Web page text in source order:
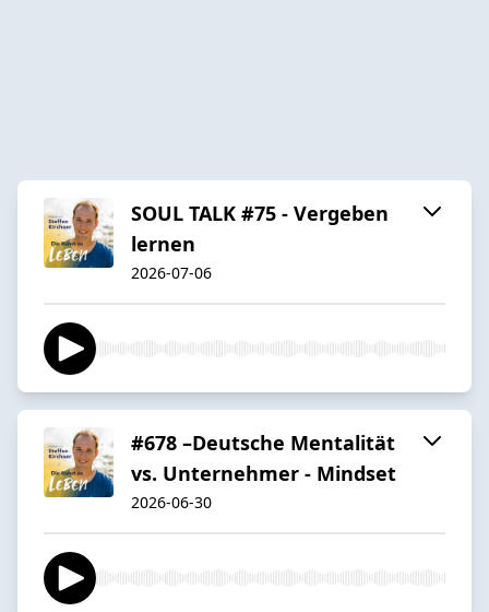
SOUL TALK #75 - Vergeben
lernen
2026-07-06
#678 –Deutsche Mentalität
vs. Unternehmer - Mindset
2026-06-30